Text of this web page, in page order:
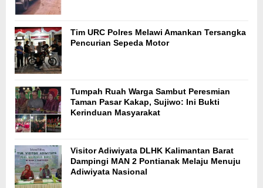
Tim URC Polres Melawi Amankan Tersangka
Pencurian Sepeda Motor
Tumpah Ruah Warga Sambut Peresmian
Taman Pasar Kakap, Sujiwo: Ini Bukti
Kerinduan Masyarakat
Visitor Adiwiyata DLHK Kalimantan Barat
Dampingi MAN 2 Pontianak Melaju Menuju
Adiwiyata Nasional